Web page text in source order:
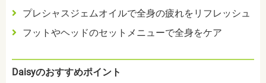
プレシャスジェムオイルで全身の疲れをリフレッシュ
フットやヘッドのセットメニューで全身をケア
Daisyのおすすめポイント